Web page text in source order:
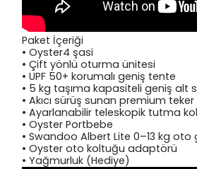
Paket İçeriği
• Oyster4 şasi
• Çift yönlü oturma ünitesi
• UPF 50+ korumalı geniş tente
• 5 kg taşıma kapasiteli geniş alt
• Akıcı sürüş sunan premium
• Ayarlanabilir teleskopik tutma
• Oyster Portbebe
• Swandoo Albert Lite 0–13 kg oto
• Oyster oto koltuğu adaptörü
• Yağmurluk (Hediye)